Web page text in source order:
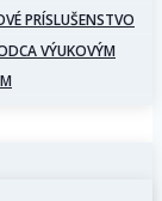
PRÍSLUŠENSTVO
VÝUKOVÝM